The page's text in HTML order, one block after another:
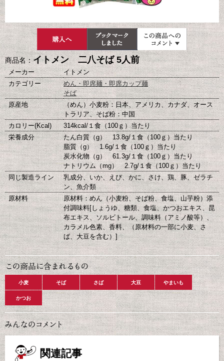
商品名：イトメン 二八そば 5人前
メーカー
イトメン
カテゴリー
めん・即席麺・即席カップ麺
そば
原産地
（めん）小麦粉：日本、アメリカ、カナダ、オース
トラリア、そば粉：中国
カロリー(Kcal)
314kcal/１食（100ｇ）当たり
栄養成分
たん白質（g） 13.8g/１食（100ｇ）当たり
脂質（g） 1.6g/１食（100ｇ）当たり
炭水化物（g） 61.3g/１食（100ｇ）当たり
ナトリウム（mg） 2.7g/１食（100ｇ）当たり
同じ製造ライン
乳成分、いか、えび、かに、さけ、鶏、豚、ゼラチ
ン、魚介類
原材料
原材料：めん（小麦粉、そば粉、食塩、山芋粉）添
付調味料[しょうゆ、糖類、食塩、かつおエキス、昆
布エキス、ソルビトール、調味料（アミノ酸等）、
カラメル色素、香料、（原材料の一部に小麦、さ
ば、大豆を含む）]
小麦 そば さば 大豆 やまいも
かつお
関連記事